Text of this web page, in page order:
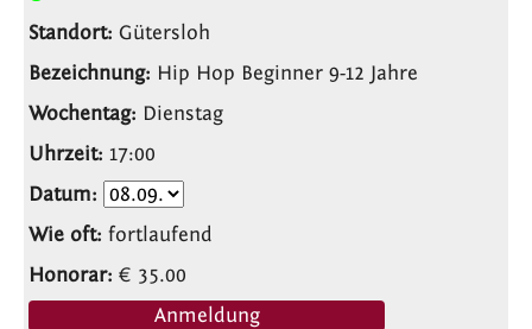
Gütersloh
Hip Hop Beginner 9-12 Jahre
Dienstag
17:00
fortlaufend
€ 35.00
Anmeldung